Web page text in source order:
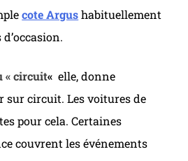
cote Argushabituellement
« circuit« elle, donne
sur circuit. Les voitures de
pour cela. Certaines
couvrent les événements